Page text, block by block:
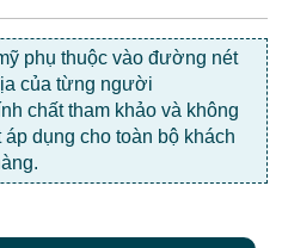
phụ thuộc vào đường nét
của từng người
chất tham khảo và không
dụng cho toàn bộ khách